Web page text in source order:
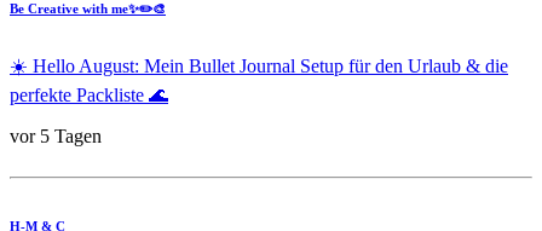
Be Creative with me✨✏️🎨
☀️ Hello August: Mein Bullet Journal Setup für den Urlaub & die
perfekte Packliste 🌊
vor 5 Tagen
H-M & C